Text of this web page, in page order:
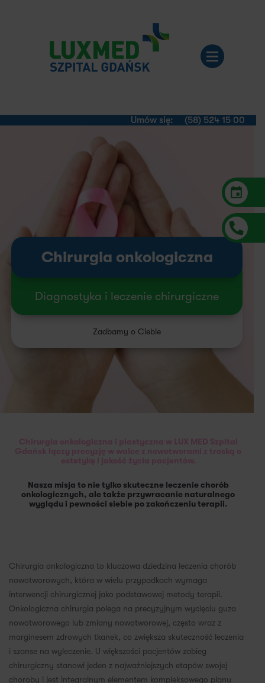
Umów się: (58) 524 15 00
Chirurgia onkologiczna
Diagnostyka i leczenie chirurgiczne
Zadbamy o Ciebie
Chirurgia onkologiczna i plastyczna w LUX MED Szpital
Gdańsk łączy precyzję w walce z nowotworami z troską o
estetykę i jakość życia pacjentów.
Nasza misja to nie tylko skuteczne leczenie chorób
onkologicznych, ale także przywracanie naturalnego
wyglądu i pewności siebie po zakończeniu terapii.
Chirurgia onkologiczna to kluczowa dziedzina leczenia chorób
nowotworowych, która w wielu przypadkach wymaga
interwencji chirurgicznej jako podstawowej metody terapii.
Onkologiczna chirurgia polega na precyzyjnym wycięciu guza
nowotworowego lub zmiany nowotworowej, często wraz z
marginesem zdrowych tkanek, co zwiększa skuteczność leczenia
i szanse na wyleczenie. U większości pacjentów zabieg
chirurgiczny stanowi jeden z najważniejszych etapów swojej
choroby i jest integralnym elementem kompleksowego planu